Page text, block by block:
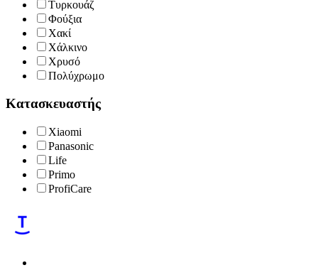
Τυρκουάζ
Φούξια
Χακί
Χάλκινο
Χρυσό
Πολύχρωμο
Κατασκευαστής
Xiaomi
Panasonic
Life
Primo
ProfiCare